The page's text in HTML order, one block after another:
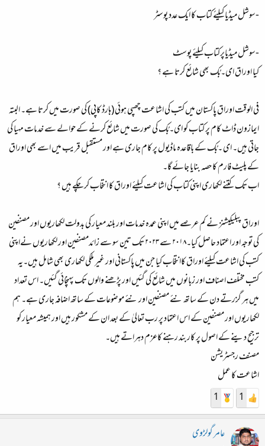
-سوشل میڈیا کیلئے کتاب کا ایک عدد پوسٹر
-سوشل میڈیاپرکتاب کیلئے پوسٹ
کیا اوراق ای۔بُک بھی شائع کرتا ہے ؟
فی الوقت اوراق پاکستان میں کتب کی اشاعت چھپی ہوئی (ہارڈ کاپی) کی صورت میں کرتا ہے۔ البتہ
ایمازون ڈاٹ کام پر کتاب کو ای۔بُک کی صورت میں شائع کرنے کے حوالے سے خدمات مہیا کی
جاتی ہیں۔ ای ۔بُک کے باقاعدہ ماڈیول پر کام جاری ہے اور مستقبل قریب میں اسے بھی اوراق
کے پلیٹ فارم کا حصہ بنایا جائے گا۔
اب تک کتنے لکھاری اپنی کتاب کی اشاعت کیلئے اوراق کا انتخاب کر چکے ہیں ؟
اوراق پبلیکیشنز نے کم عرصے میں اپنی عمدہ خدمات اور بلند معیار کی بدولت لکھاریوں اور مصنفین
کی توجہ اور اعتماد حاصل کیا۔۲۰۱۸ سے ۲۰۲۳ تک تین سو سے زائدمصنفین اور لکھاریوں نےاپنی
کتب کی اشاعت کیلئے اوراق کاانتخاب کیا جن میں پاکستانی اور غیر ملکی لکھاری بھی شامل ہیں۔یہ
کتب مختلف اصناف اور زبانوں میں شائع کی گئیں اور پڑھنے والوں تک پہنچائی گئیں۔ اس تعداد
میں ہر گزرتے دن کے ساتھ نئے مصنفین اور نئے موضوعات کے ساتھ اضافہ جاری ہے۔ ہم
لکھاریوں اور مصنفین کے اس اعتماد پر رب تعالیٰ کے بعد ان کے مشکور ہیں اور ہمیشہ معیار کو
ترجیح دینے کے اصول پر کاربند رہنے کاعزم دہراتے ہیں۔
مصنف رجسٹریشن
اشاعت کا عمل
1
1
عامر گولڑوی